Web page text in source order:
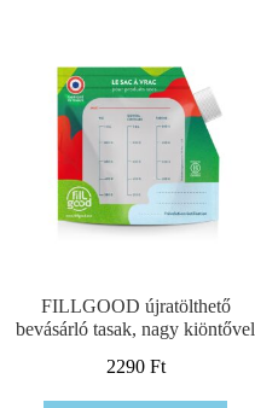
FILLGOOD újratölthető
bevásárló tasak, nagy kiöntővel
2290 Ft